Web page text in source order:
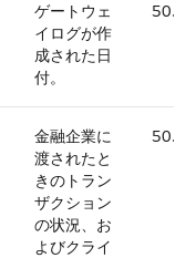
ゲートウェ
イログが作
成された日
付。
50.0
金融企業に
渡されたと
きのトラン
ザクション
の状況、お
よびクライ
50.0